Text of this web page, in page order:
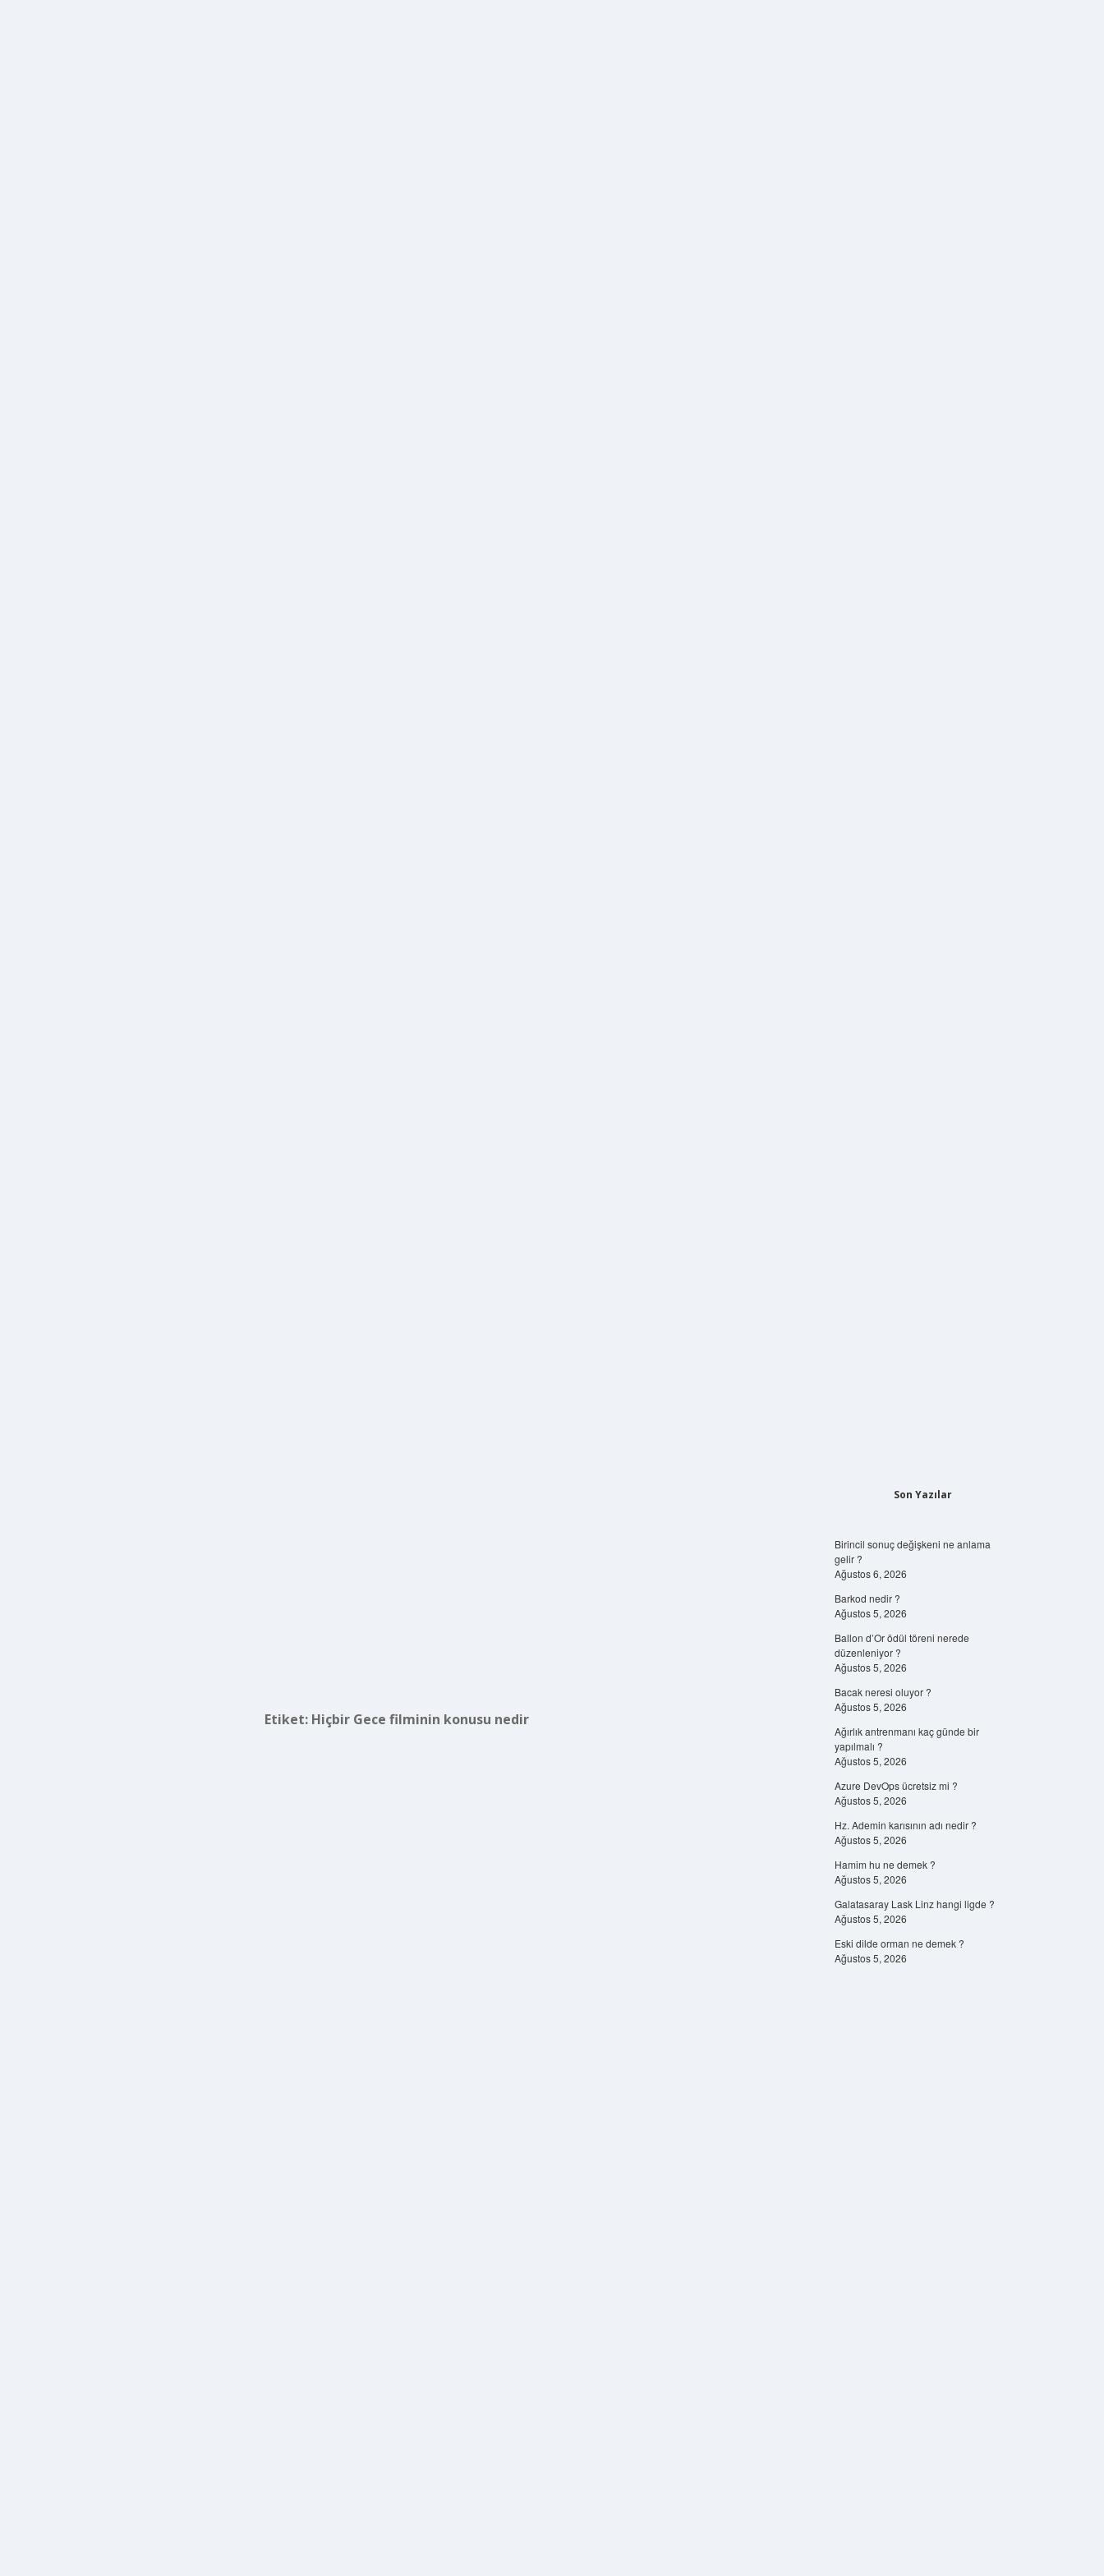
Etiket: Hiçbir Gece filminin konusu nedir
Son Yazılar
Birincil sonuç değişkeni ne anlama
gelir ?
Ağustos 6, 2026
Barkod nedir ?
Ağustos 5, 2026
Ballon d’Or ödül töreni nerede
düzenleniyor ?
Ağustos 5, 2026
Bacak neresi oluyor ?
Ağustos 5, 2026
Ağırlık antrenmanı kaç günde bir
yapılmalı ?
Ağustos 5, 2026
Azure DevOps ücretsiz mi ?
Ağustos 5, 2026
Hz. Ademin karısının adı nedir ?
Ağustos 5, 2026
Hamim hu ne demek ?
Ağustos 5, 2026
Galatasaray Lask Linz hangi ligde ?
Ağustos 5, 2026
Eski dilde orman ne demek ?
Ağustos 5, 2026